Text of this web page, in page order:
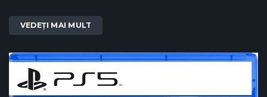
VEDEȚI MAI MULT